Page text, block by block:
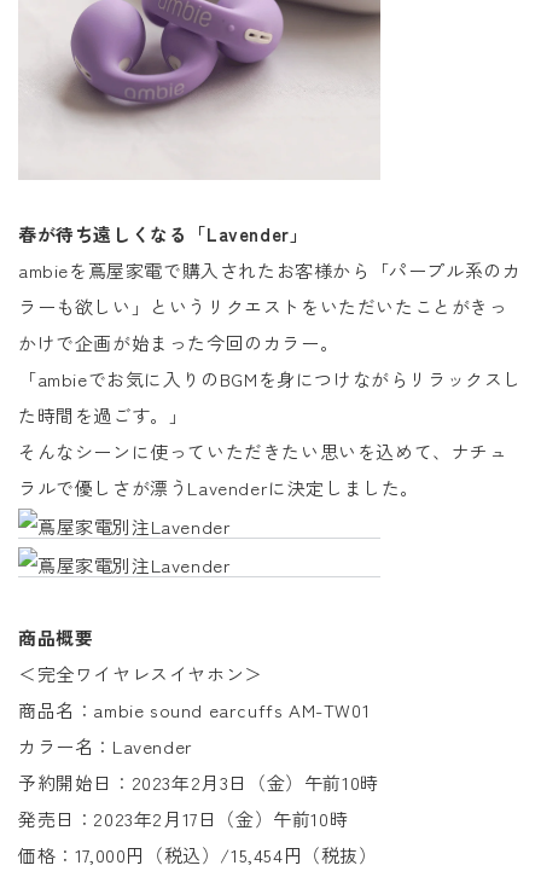
春が待ち遠しくなる「Lavender」
ambieを蔦屋家電で購入されたお客様から「パープル系のカ
ラーも欲しい」というリクエストをいただいたことがきっ
かけで企画が始まった今回のカラー。
「ambieでお気に入りのBGMを身につけながらリラックスし
た時間を過ごす。」
そんなシーンに使っていただきたい思いを込めて、ナチュ
ラルで優しさが漂うLavenderに決定しました。
商品概要
＜完全ワイヤレスイヤホン＞
商品名：ambie sound earcuffs AM-TW01
カラー名：Lavender
予約開始日：2023年2月3日（金）午前10時
発売日：2023年2月17日（金）午前10時
価格：17,000円（税込）/15,454円（税抜）